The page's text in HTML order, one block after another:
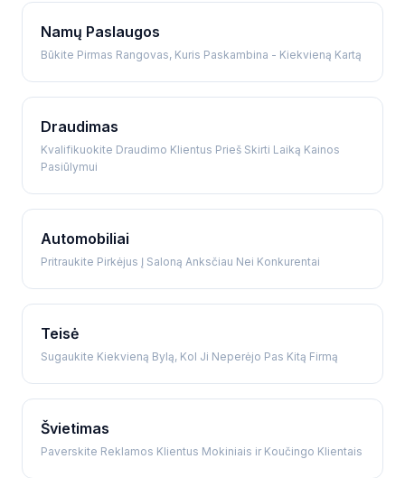
Namų Paslaugos
Būkite Pirmas Rangovas, Kuris Paskambina - Kiekvieną Kartą
Draudimas
Kvalifikuokite Draudimo Klientus Prieš Skirti Laiką Kainos
Pasiūlymui
Automobiliai
Pritraukite Pirkėjus Į Saloną Anksčiau Nei Konkurentai
Teisė
Sugaukite Kiekvieną Bylą, Kol Ji Neperėjo Pas Kitą Firmą
Švietimas
Paverskite Reklamos Klientus Mokiniais ir Koučingo Klientais